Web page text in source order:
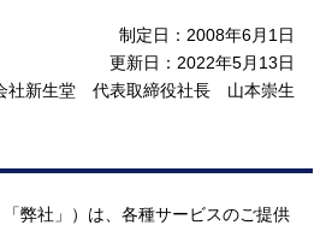
制定日：2008年6月1日
更新日：2022年5月13日
社新生堂 代表取締役社長 山本崇生
弊社」）は、各種サービスのご提供